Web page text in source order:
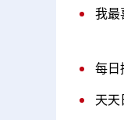
我最
每日
天天